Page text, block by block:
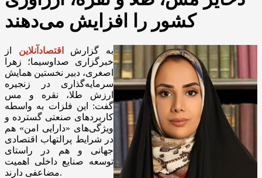
کشور را افزایش می‌دهند
به گزارش اقتصادآنلاین از
خبرگزاری صداوسیما؛ زهرا
اصغری، دبیر نخستین همایش
سرمایه‌گذاری در زنجیره
ارزش طلا، نقره و مس
گفت: این فلزات به واسطه
کاربرد‌های صنعتی گسترده و
ویژگی‌های «دارایی امن» هم
در شرایط پرالتهاب اقتصادی
جهانی و هم در راستای
توسعه صنایع داخلی اهمیت
مضاعفی دارند.